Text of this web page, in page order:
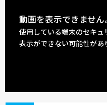
動画を表示できません。
使用している端末のセキュ
表示ができない可能性があ